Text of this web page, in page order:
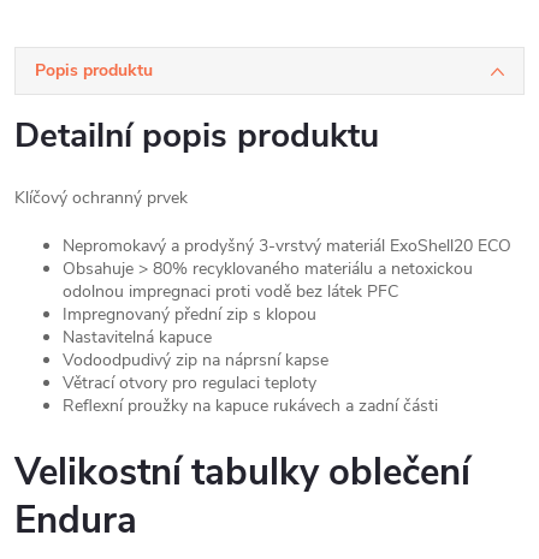
Popis produktu
Detailní popis produktu
Klíčový ochranný prvek
Nepromokavý a prodyšný 3-vrstvý materiál ExoShell20 ECO
Obsahuje > 80% recyklovaného materiálu a netoxickou
odolnou impregnaci proti vodě bez látek PFC
Impregnovaný přední zip s klopou
Nastavitelná kapuce
Vodoodpudivý zip na náprsní kapse
Větrací otvory pro regulaci teploty
Reflexní proužky na kapuce rukávech a zadní části
Velikostní tabulky oblečení
Endura